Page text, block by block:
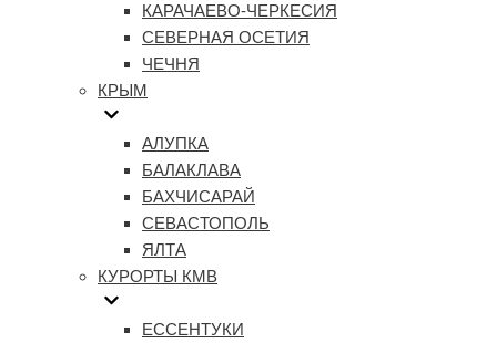
КАРАЧАЕВО-ЧЕРКЕСИЯ
СЕВЕРНАЯ ОСЕТИЯ
ЧЕЧНЯ
КРЫМ
АЛУПКА
БАЛАКЛАВА
БАХЧИСАРАЙ
СЕВАСТОПОЛЬ
ЯЛТА
КУРОРТЫ КМВ
ЕССЕНТУКИ